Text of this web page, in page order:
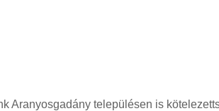
Aranyosgadány településen is